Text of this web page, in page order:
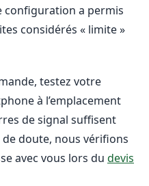
configuration a permis
considérés « limite »
testez votre
à l’emplacement
de signal suffisent
doute, nous vérifions
avec vous lors du devis